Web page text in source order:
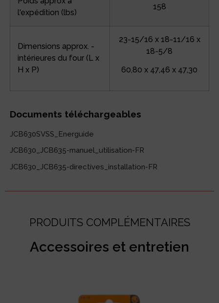
l'expédition (lbs)
158
Dimensions approx. -
intérieures du four (L x
H x P)
23-15/16 x 18-11/16 x
18-5/8
60,80 x 47,46 x 47,30
Documents téléchargeables
JCB630SVSS_Energuide
JCB630_JCB635-manuel_utilisation-FR
JCB630_JCB635-directives_installation-FR
PRODUITS COMPLÉMENTAIRES
Accessoires et entretien